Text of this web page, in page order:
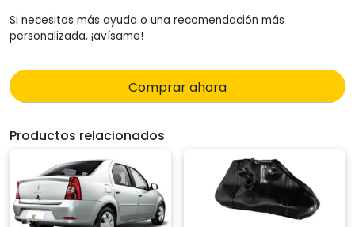
Si necesitas más ayuda o una recomendación más
personalizada, ¡avísame!
Comprar ahora
Productos relacionados